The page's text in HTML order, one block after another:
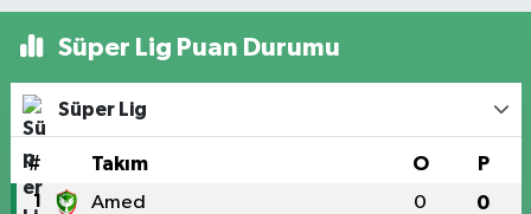
Süper Lig Puan Durumu
Süper Lig
# Takım O P
1 Amed 0 0